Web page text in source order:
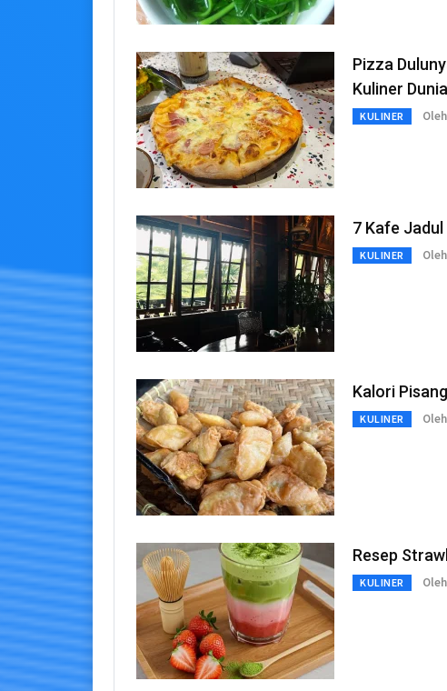
Pizza
Kuliner Dunia
KULINER Oleh
7 Kafe
KULINER Oleh
Kalori
KULINER Oleh
Resep
KULINER Oleh